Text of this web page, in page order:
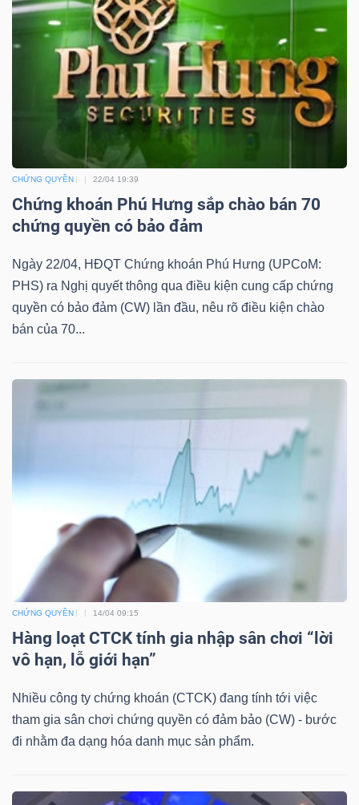
CHỨNG QUYỀN 22/04 19:39
Chứng khoán Phú Hưng sắp chào bán 70
chứng quyền có bảo đảm
Ngày 22/04, HĐQT Chứng khoán Phú Hưng (UPCoM:
PHS) ra Nghị quyết thông qua điều kiện cung cấp chứng
quyền có bảo đảm (CW) lần đầu, nêu rõ điều kiện chào
bán của 70...
CHỨNG QUYỀN 14/04 09:15
Hàng loạt CTCK tính gia nhập sân chơi “lời
vô hạn, lỗ giới hạn”
Nhiều công ty chứng khoán (CTCK) đang tính tới việc
tham gia sân chơi chứng quyền có đảm bảo (CW) - bước
đi nhằm đa dạng hóa danh mục sản phẩm.
YẾU
TIÊU
THIẾT
YẾU
CHĂM
SÓC
SỨC
KHỎE
CÔNG
NGHỆ
THÔNG
DỊCH
VỤ
THÔNG